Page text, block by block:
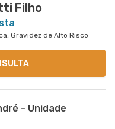
Filho
Gravidez de Alto Risco
- Unidade